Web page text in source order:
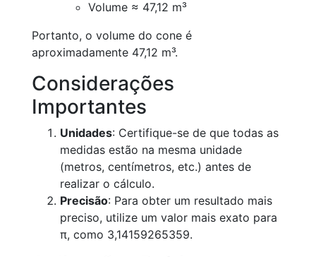
Volume ≈ 47,12 m³
Portanto, o volume do cone é
aproximadamente 47,12 m³.
Considerações
Importantes
Unidades: Certifique-se de que todas as
medidas estão na mesma unidade
(metros, centímetros, etc.) antes de
realizar o cálculo.
Precisão: Para obter um resultado mais
preciso, utilize um valor mais exato para
π, como 3,14159265359.